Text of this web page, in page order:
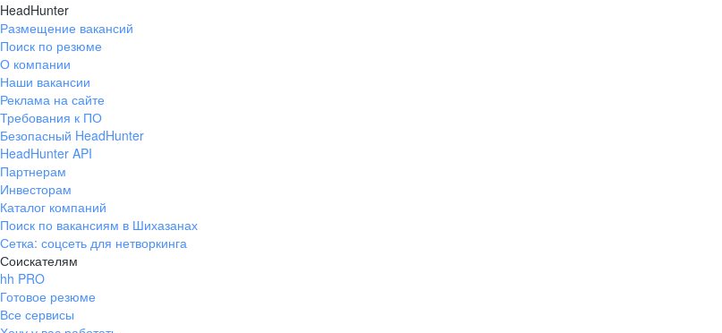
HeadHunter
Размещение вакансий
Поиск по резюме
О компании
Наши вакансии
Реклама на сайте
Требования к ПО
Безопасный HeadHunter
HeadHunter API
Партнерам
Инвесторам
Каталог компаний
Поиск по вакансиям в Шихазанах
Сетка: соцсеть для нетворкинга
Соискателям
hh PRO
Готовое резюме
Все сервисы